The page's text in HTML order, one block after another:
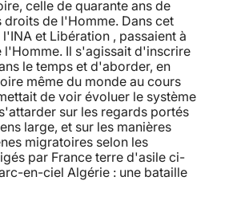
celle de quarante ans de
de l'Homme. Dans cet
et Libération , passaient à
Il s'agissait d'inscrire
le temps et d'aborder, en
même du monde au cours
de voir évoluer le système
sur les regards portés
large, et sur les manières
migratoires selon les
par France terre d'asile ci-
en-ciel Algérie : une bataille